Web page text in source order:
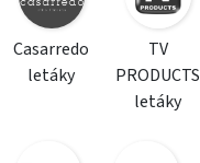
Casarredo
letáky
TV
PRODUCTS
letáky